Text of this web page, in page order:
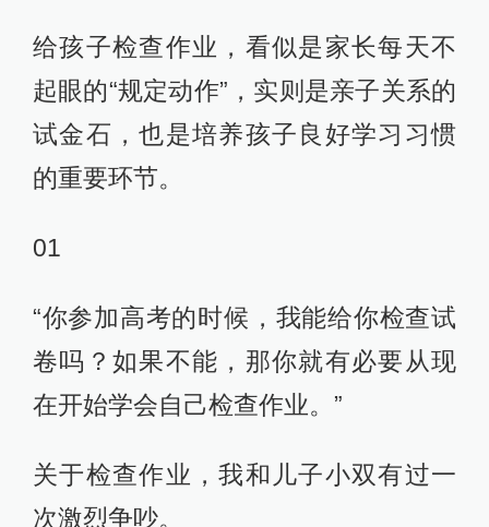
给孩子检查作业，看似是家长每天不
起眼的“规定动作”，实则是亲子关系的
试金石，也是培养孩子良好学习习惯
的重要环节。
01
“你参加高考的时候，我能给你检查试
卷吗？如果不能，那你就有必要从现
在开始学会自己检查作业。”
关于检查作业，我和儿子小双有过一
次激烈争吵。